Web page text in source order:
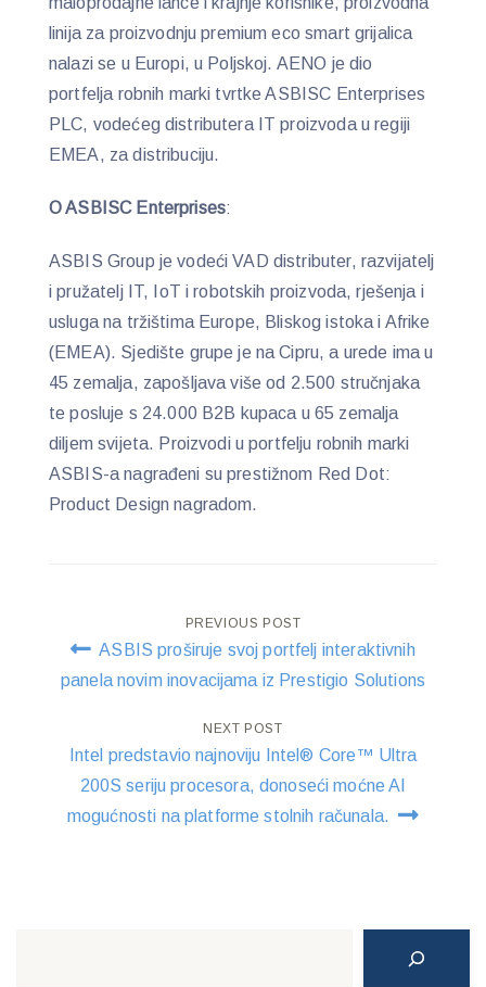
linija za proizvodnju premium eco smart grijalica
nalazi se u Europi, u Poljskoj. AENO je dio
portfelja robnih marki tvrtke ASBISC Enterprises
PLC, vodećeg distributera IT proizvoda u regiji
EMEA, za distribuciju.
O ASBISC Enterprises:
ASBIS Group je vodeći VAD distributer, razvijatelj
i pružatelj IT, IoT i robotskih proizvoda, rješenja i
usluga na tržištima Europe, Bliskog istoka i Afrike
(EMEA). Sjedište grupe je na Cipru, a urede ima u
45 zemalja, zapošljava više od 2.500 stručnjaka
te posluje s 24.000 B2B kupaca u 65 zemalja
diljem svijeta. Proizvodi u portfelju robnih marki
ASBIS-a nagrađeni su prestižnom Red Dot:
Product Design nagradom.
Post
navigation
PREVIOUS POST
ASBIS proširuje svoj portfelj interaktivnih
panela novim inovacijama iz Prestigio Solutions
NEXT POST
Intel predstavio najnoviju Intel® Core™ Ultra
200S seriju procesora, donoseći moćne AI
mogućnosti na platforme stolnih računala.